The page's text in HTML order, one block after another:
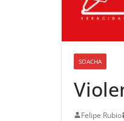
SOACHA
Felipe Rubio